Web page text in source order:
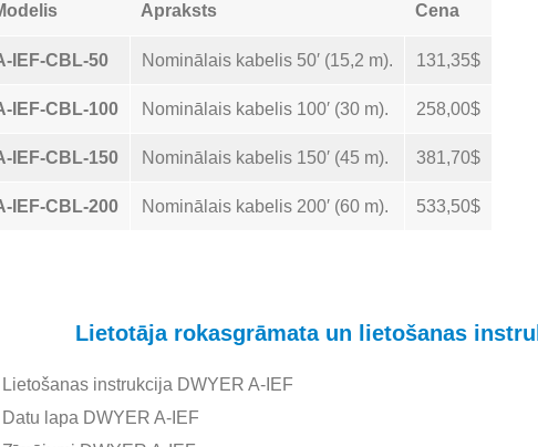
Apraksts Cena
IEF-CBL-50 Nominālais kabelis 50′ (15,2 m). 131,35$
IEF-CBL-100 Nominālais kabelis 100′ (30 m). 258,00$
IEF-CBL-150 Nominālais kabelis 150′ (45 m). 381,70$
IEF-CBL-200 Nominālais kabelis 200′ (60 m). 533,50$
Lietotāja rokasgrāmata un lietošanas
instrukcija DWYER A-IEF
lapa DWYER A-IEF